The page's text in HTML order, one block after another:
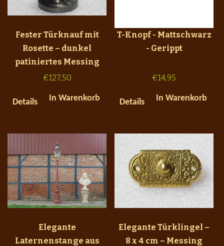
Fester Türknauf mit
Rosette – dunkel
patiniertes Messing
€127,50
Details In Warenkorb
T-Knopf - Mattschwarz
- Gerippt
€14,95
Details In Warenkorb
Elegante
Laternenstange aus
Elegante Türklingel –
8 x 4 cm – Messing